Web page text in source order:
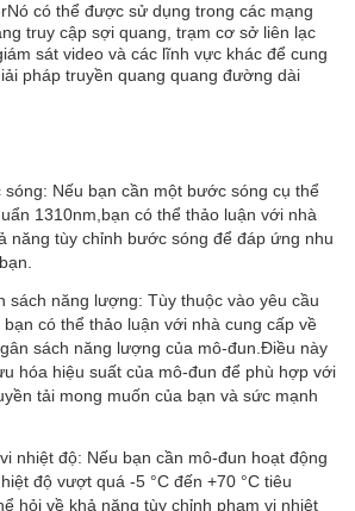
có thể được sử dụng trong các mạng
truy cập sợi quang, trạm cơ sở liên lạc
sát video và các lĩnh vực khác để cung
pháp truyền quang quang đường dài
Nếu bạn cần một bước sóng cụ thể
1310nm,bạn có thể thảo luận với nhà
năng tùy chỉnh bước sóng để đáp ứng nhu
sách năng lượng: Tùy thuộc vào yêu cầu
có thể thảo luận với nhà cung cấp về
sách năng lượng của mô-đun.Điều này
hóa hiệu suất của mô-đun để phù hợp với
tải mong muốn của bạn và sức mạnh
nhiệt độ: Nếu bạn cần mô-đun hoạt động
độ vượt quá -5 °C đến +70 °C tiêu
hỏi về khả năng tùy chỉnh phạm vi nhiệt